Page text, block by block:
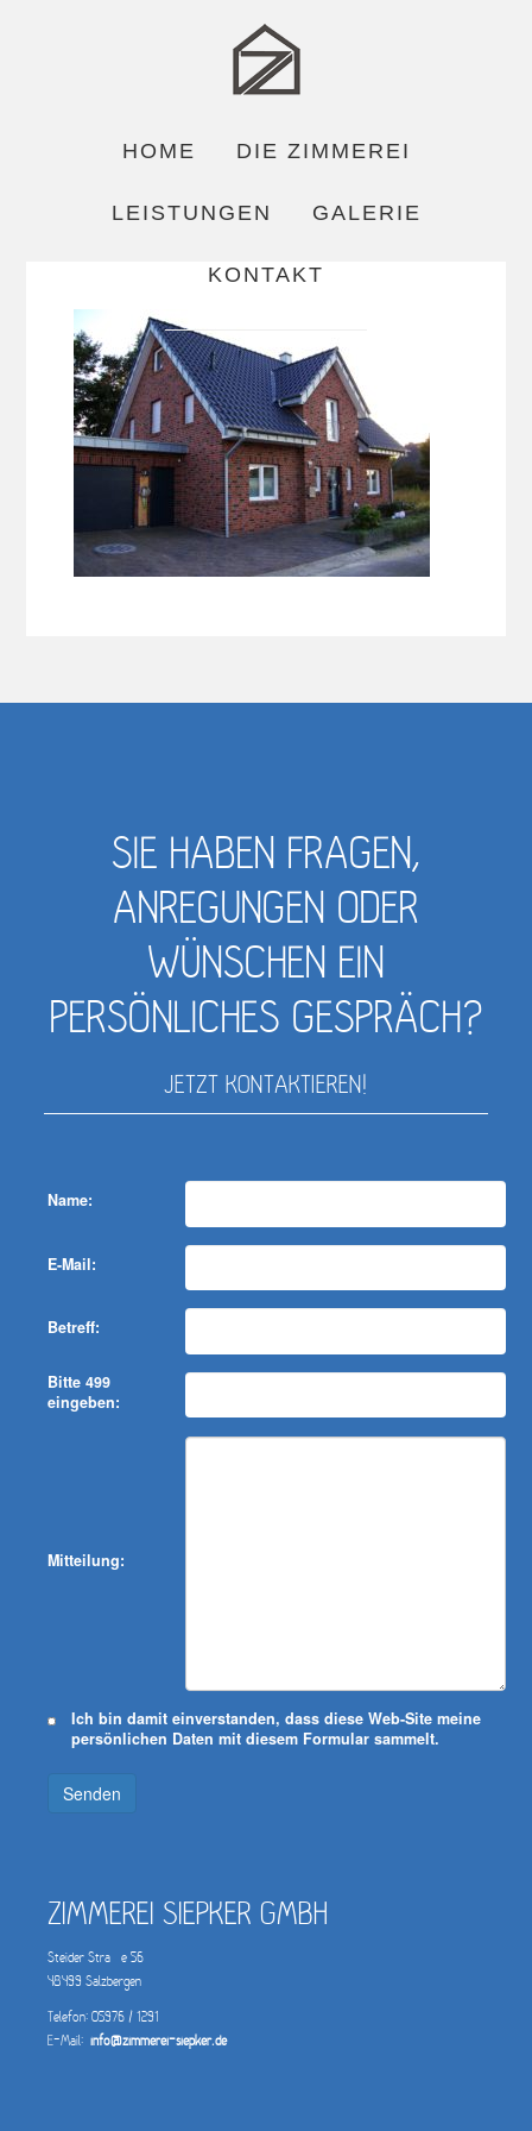
HOME DIE ZIMMEREI
LEISTUNGEN GALERIE
KONTAKT
SIE HABEN FRAGEN,
ANREGUNGEN ODER
WÜNSCHEN EIN
PERSÖNLICHES GESPRÄCH?
JETZT KONTAKTIEREN!
Name:
E-Mail:
Betreff:
Bitte 499
eingeben:
Mitteilung:
Ich bin damit einverstanden, dass diese Web-Site meine
persönlichen Daten mit diesem Formular sammelt.
Senden
ZIMMEREI SIEPKER GMBH
Steider Straße 56
48499 Salzbergen
Telefon: 05976 / 1291
E-Mail: info@zimmerei-siepker.de